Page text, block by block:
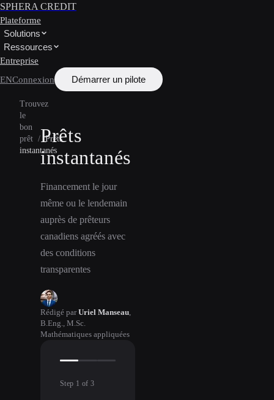
SPHERA CREDIT
Plateforme
Solutions
Ressources
Entreprise
ENConnexion Démarrer un pilote
Trouvez
le
bon
prêt / Prêts
instantanés
Prêts
instantanés
Financement le jour
même ou le lendemain
auprès de prêteurs
canadiens agréés avec
des conditions
transparentes
Rédigé par Uriel Manseau
B.Eng., M.Sc.
Mathématiques appliquées
Step 1 of 3